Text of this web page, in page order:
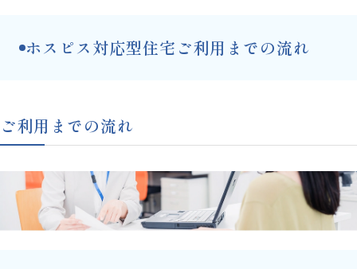
ホスピス対応型住宅ご利用までの流れ
ご利用までの流れ